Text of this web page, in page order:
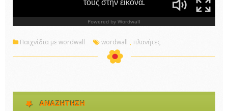
Παιχνίδια με wordwall wordwall , πλανήτες
ΑΝΑΖΉΤΗΣΗ